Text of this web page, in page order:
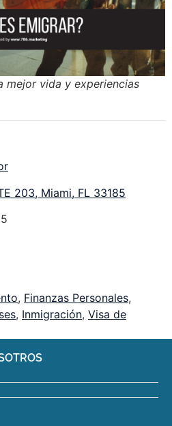
mejor vida y experiencias
203, Miami, FL 33185
, Finanzas Personales,
, Inmigración, Visa de